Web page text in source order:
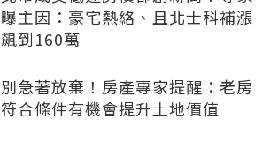
曝主因：豪宅熱絡、且北士科補漲
飆到160萬
別急著放棄！房產專家提醒：老房
符合條件有機會提升土地價值